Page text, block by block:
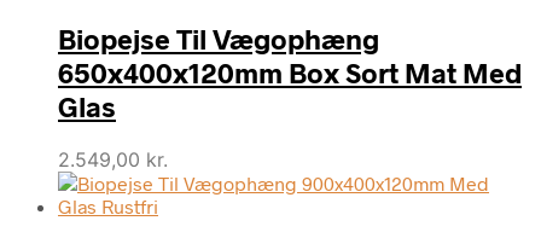
Biopejse Til Vægophæng
650x400x120mm Box Sort Mat Med
Glas
2.549,00 kr.